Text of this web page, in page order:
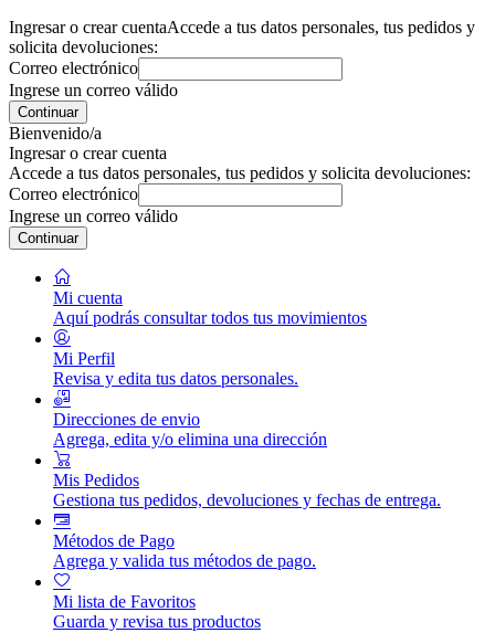
Ingresar o crear cuentaAccede a tus datos personales, tus pedidos y
solicita devoluciones:
Correo electrónico
Ingrese un correo válido
Continuar
Bienvenido/a
Ingresar o crear cuenta
Accede a tus datos personales, tus pedidos y solicita devoluciones:
Correo electrónico
Ingrese un correo válido
Continuar
Mi cuenta
Aquí podrás consultar todos tus movimientos
Mi Perfil
Revisa y edita tus datos personales.
Direcciones de envio
Agrega, edita y/o elimina una dirección
Mis Pedidos
Gestiona tus pedidos, devoluciones y fechas de entrega.
Métodos de Pago
Agrega y valida tus métodos de pago.
Mi lista de Favoritos
Guarda y revisa tus productos